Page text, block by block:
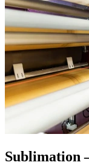
Sublimation